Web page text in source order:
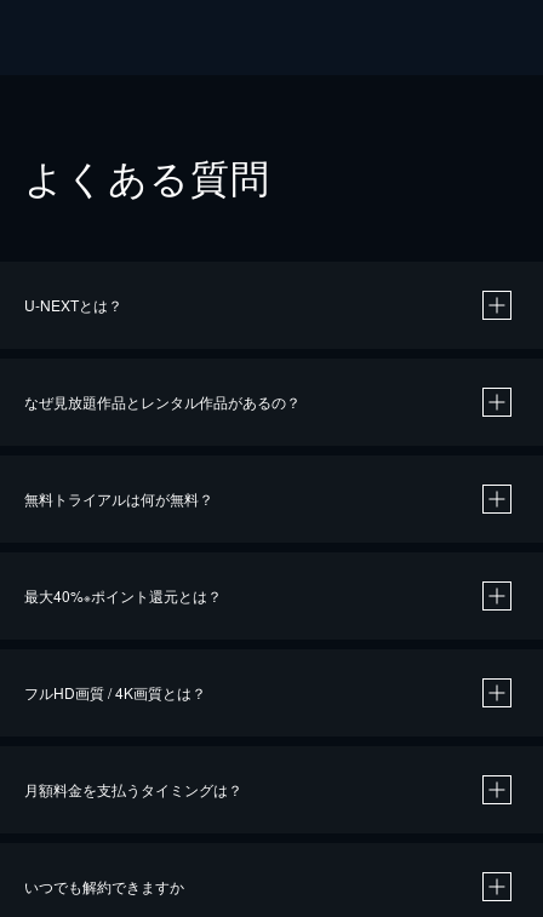
よくある質問
U-NEXTとは？
なぜ見放題作品とレンタル作品があるの？
無料トライアルは何が無料？
最大40%※ポイント還元とは？
※40％ポイント還元の対象は、クレジットカード決済による作品の購入 / レンタルです。
iOSアプリのUコイン決済による作品の購入 / レンタルは、20％のポイント還元です。
フルHD画質 / 4K画質とは？
月額料金を支払うタイミングは？
いつでも解約できますか